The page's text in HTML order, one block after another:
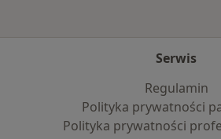
Serwis
Regulamin
Polityka prywatności
Polityka prywatności